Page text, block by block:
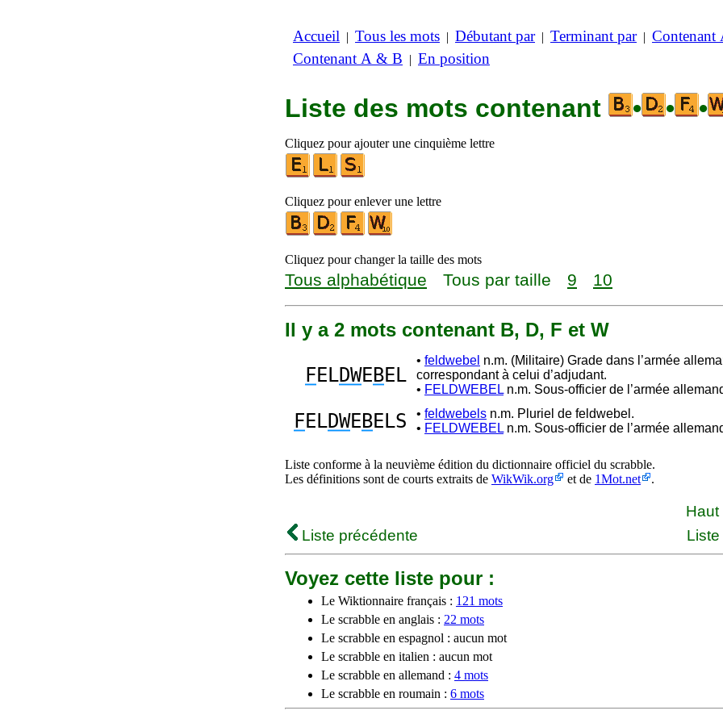
Accueil | Tous les mots | Débutant par| Terminant par| Contenant
Contenant A & B | En position
Liste des mots contenant • • •
Cliquez pour ajouter une cinquième lettre
Cliquez pour enlever une lettre
Cliquez pour changer la taille des mots
Tous alphabétique Tous par taille 9 10
Il y a 2 mots contenant B, D, F et W
FELDWEBEL
• feldwebel n.m. (Militaire) Grade dans l’armée
correspondant à celui d’adjudant.
• FELDWEBEL n.m. Sous-officier de l’armée
FELDWEBELS • feldwebels n.m. Pluriel de feldwebel.
• FELDWEBEL n.m. Sous-officier de l’armée
Liste conforme à la neuvième édition du dictionnaire officiel du scrabble.
Les définitions sont de courts extraits de WikWik.org et de 1Mot.net .
Haut
Liste précédente
Voyez cette liste pour :
Le Wiktionnaire français : 121 mots
Le scrabble en anglais : 22 mots
Le scrabble en espagnol : aucun mot
Le scrabble en italien : aucun mot
Le scrabble en allemand : 4 mots
Le scrabble en roumain : 6 mots